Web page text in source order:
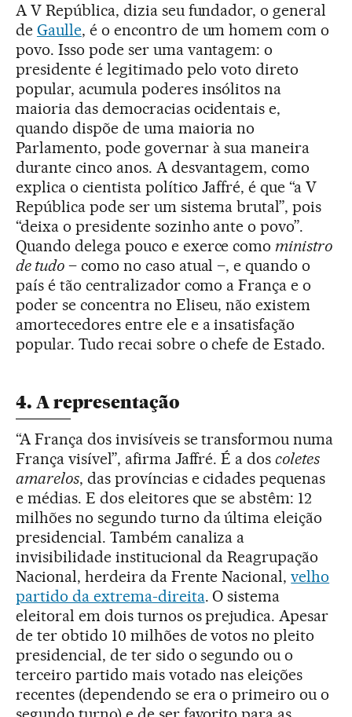
A V República, dizia seu fundador, o general
de Gaulle, é o encontro de um homem com o
povo. Isso pode ser uma vantagem: o
presidente é legitimado pelo voto direto
popular, acumula poderes insólitos na
maioria das democracias ocidentais e,
quando dispõe de uma maioria no
Parlamento, pode governar à sua maneira
durante cinco anos. A desvantagem, como
explica o cientista político Jaffré, é que “a V
República pode ser um sistema brutal”, pois
“deixa o presidente sozinho ante o povo”.
Quando delega pouco e exerce comoministro
de tudo– como no caso atual –, e quando o
país é tão centralizador como a França e o
poder se concentra no Eliseu, não existem
amortecedores entre ele e a insatisfação
popular. Tudo recai sobre o chefe de Estado.
4. A representação
“A França dos invisíveis se transformou numa
França visível”, afirma Jaffré. É a doscoletes
amarelos, das províncias e cidades pequenas
e médias. E dos eleitores que se abstêm: 12
milhões no segundo turno da última eleição
presidencial. Também canaliza a
invisibilidade institucional da Reagrupação
Nacional, herdeira da Frente Nacional,velho
partido da extrema-direita. O sistema
eleitoral em dois turnos os prejudica. Apesar
de ter obtido 10 milhões de votos no pleito
presidencial, de ter sido o segundo ou o
terceiro partido mais votado nas eleições
recentes (dependendo se era o primeiro ou o